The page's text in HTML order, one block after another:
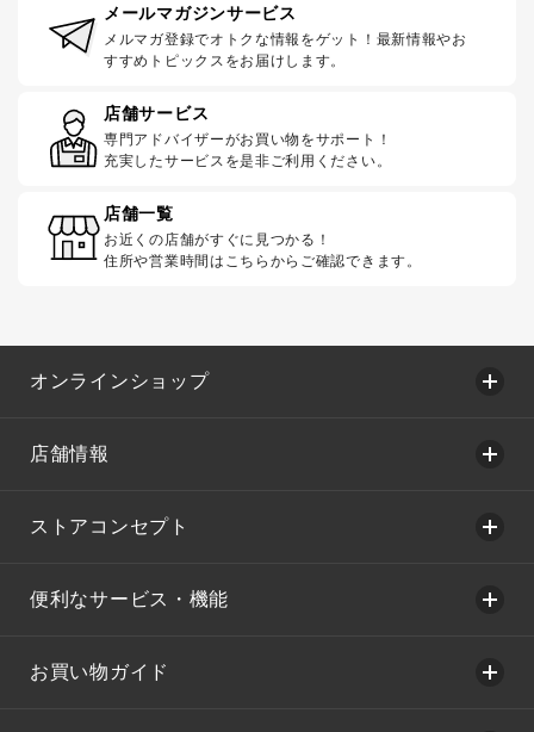
メールマガジンサービス
メルマガ登録でオトクな情報をゲット！最新情報やお
すすめトピックスをお届けします。
店舗サービス
専門アドバイザーがお買い物をサポート！
充実したサービスを是非ご利用ください。
店舗一覧
お近くの店舗がすぐに見つかる！
住所や営業時間はこちらからご確認できます。
オンラインショップ
店舗情報
ストアコンセプト
便利なサービス・機能
お買い物ガイド